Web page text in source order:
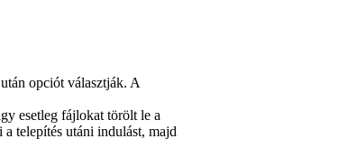
opciót választják. A
esetleg fájlokat törölt le a
telepítés utáni indulást, majd